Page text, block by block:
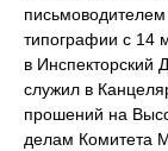
типографии с 14
в Инспекторский
служил в
прошений на
делам Комитета